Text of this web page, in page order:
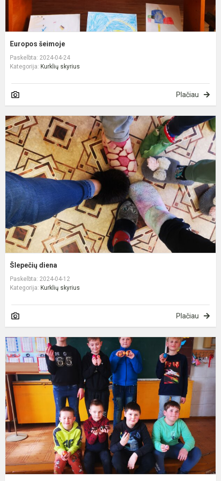
Europos šeimoje
Paskelbta: 2024-04-24
Kategorija: Kurklių skyrius
Plačiau
Šlepečių diena
Paskelbta: 2024-04-12
Kategorija: Kurklių skyrius
Plačiau